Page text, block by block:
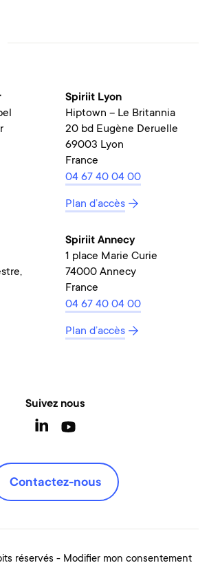
Spiriit Lyon
Hiptown – Le Britannia
20 bd Eugène Deruelle
69003 Lyon
France
04 67 40 04 00
Plan d’accès
Spiriit Annecy
1 place Marie Curie
74000 Annecy
France
04 67 40 04 00
Plan d’accès
Suivez nous
Contactez-nous
réservés Modifier mon consentement